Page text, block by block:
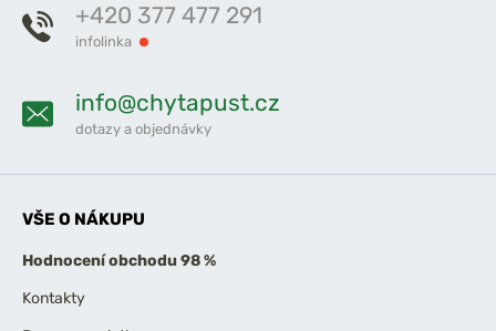
+420 377 477 291
infolinka
info@chytapust.cz
dotazy a objednávky
VŠE O NÁKUPU
Hodnocení obchodu 98 %
Kontakty